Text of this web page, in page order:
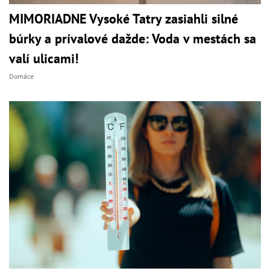
MIMORIADNE Vysoké Tatry zasiahli silné
búrky a prívalové dažde: Voda v mestách sa
valí ulicami!
Domáce